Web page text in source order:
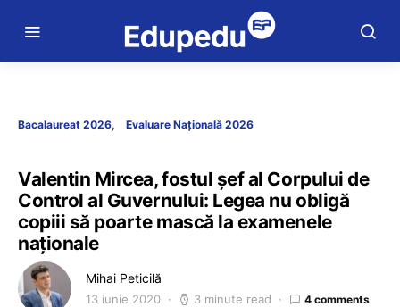
Bacalaureat 2026 Evaluare Națională 2026
Valentin Mircea, fostul șef al Corpului de
Control al Guvernului: Legea nu obligă
copiii să poarte mască la examenele
naționale
Mihai Peticilă
13 iunie 2020 3 minute read 4 comments